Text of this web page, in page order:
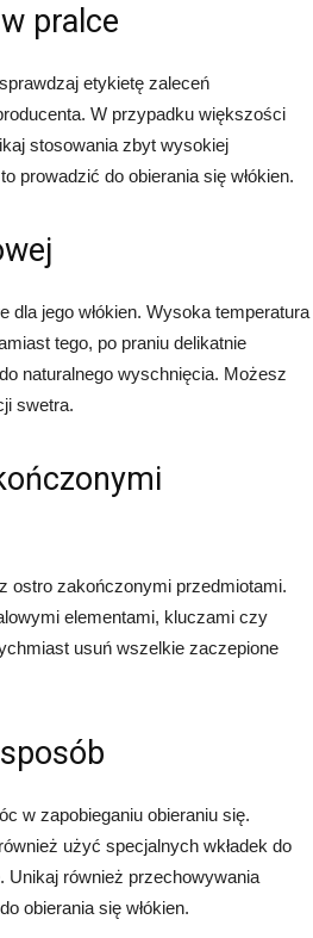
pralce
etykietę zaleceń
W przypadku większości
stosowania zbyt wysokiej
prowadzić do obierania się włókien.
jego włókien. Wysoka temperatura
tego, po praniu delikatnie
naturalnego wyschnięcia. Możesz
swetra.
ostro zakończonymi przedmiotami.
elementami, kluczami czy
usuń wszelkie zaczepione
w zapobieganiu obieraniu się.
użyć specjalnych wkładek do
Unikaj również przechowywania
obierania się włókien.